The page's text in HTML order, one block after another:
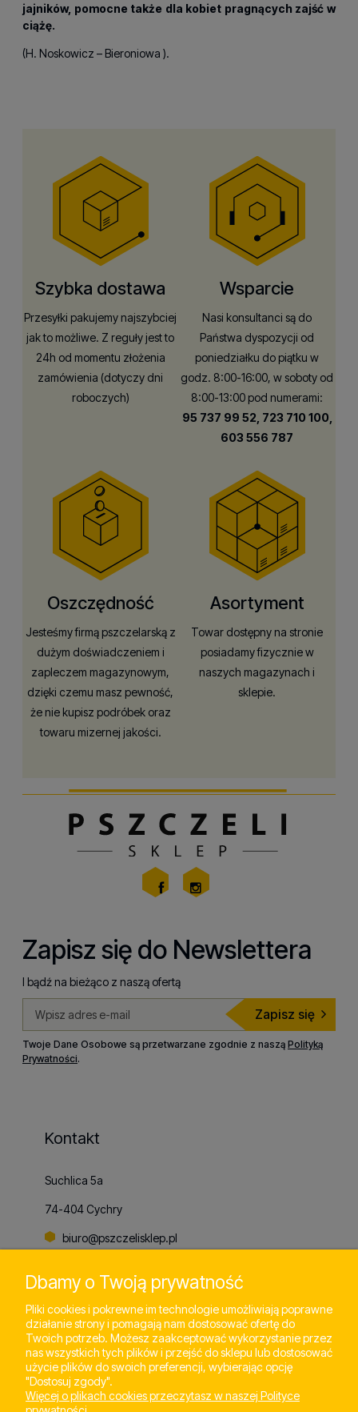
jajników, pomocne także dla kobiet pragnących zajść w
ciążę.
(H. Noskowicz – Bieroniowa ).
Szybka dostawa
Przesyłki pakujemy najszybciej
jak to możliwe. Z reguły jest to
24h od momentu złożenia
zamówienia (dotyczy dni
roboczych)
Wsparcie
Nasi konsultanci są do
Państwa dyspozycji od
poniedziałku do piątku w
godz. 8:00-16:00, w soboty od
8:00-13:00 pod numerami:
95 737 99 52, 723 710 100,
603 556 787
Oszczędność
Jesteśmy firmą pszczelarską z
dużym doświadczeniem i
zapleczem magazynowym,
dzięki czemu masz pewność,
że nie kupisz podróbek oraz
towaru mizernej jakości.
Asortyment
Towar dostępny na stronie
posiadamy fizycznie w
naszych magazynach i
sklepie.
Zapisz się do Newslettera
I bądź na bieżąco z naszą ofertą
Zapisz się
Twoje Dane Osobowe są przetwarzane zgodnie z naszą Polityką
Prywatności.
Kontakt
Suchlica 5a
74-404 Cychry
biuro@pszczelisklep.pl
Pomoc
Moje konto
Dbamy o Twoją prywatność
Pliki cookies i pokrewne im technologie umożliwiają poprawne
działanie strony i pomagają nam dostosować ofertę do
Twoich potrzeb. Możesz zaakceptować wykorzystanie przez
nas wszystkich tych plików i przejść do sklepu lub dostosować
użycie plików do swoich preferencji, wybierając opcję
"Dostosuj zgody".
Więcej o plikach cookies przeczytasz w naszej Polityce